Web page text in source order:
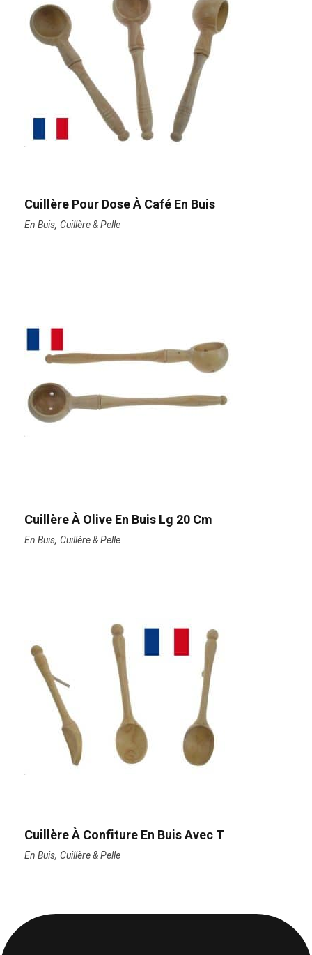
Cuillère Pour Dose À Café En Buis
En Buis, Cuillère & Pelle
Cuillère À Olive En Buis Lg 20 Cm
En Buis, Cuillère & Pelle
Cuillère À Confiture En Buis Avec T
En Buis, Cuillère & Pelle